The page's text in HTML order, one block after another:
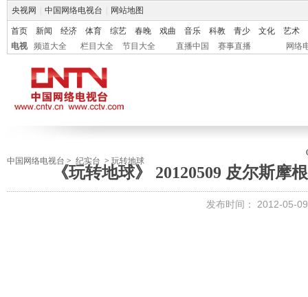
央视网 中国网络电视台 网站地图
首页 新闻 经济 体育 综艺 春晚 戏曲 音乐 科教 青少 文化
艺术
电视
频道大全 栏目大全 节目大全 直播中国 赛事直播 网络
中国网络电视台 > 纪实台 > 玩转地球
《玩转地球》 20120509 皮尔斯摩
发布时间： 2012-05-